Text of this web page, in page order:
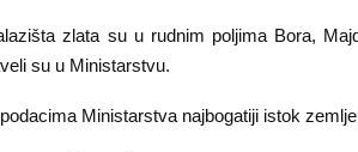
zlata su u rudnim poljima Bora,
su u Ministarstvu.
Ministarstva najbogatiji istok